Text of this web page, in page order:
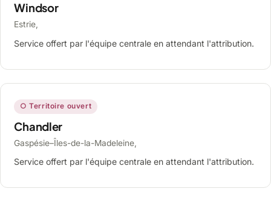
Windsor
Estrie,
Service offert par l'équipe centrale en attendant l'attribution.
○ Territoire ouvert
Chandler
Gaspésie–Îles-de-la-Madeleine,
Service offert par l'équipe centrale en attendant l'attribution.